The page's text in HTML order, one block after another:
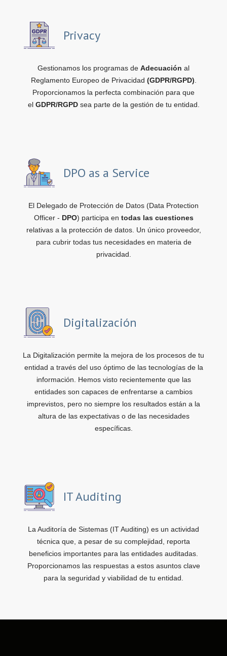
Privacy
Gestionamos los programas de Adecuación al
Reglamento Europeo de Privacidad (GDPR/RGPD)
Proporcionamos la perfecta combinación para que
el GDPR/RGPDsea parte de la gestión de tu entidad.
DPO as a Service
El Delegado de Protección de Datos (Data Protection
Officer - DPO) participa en todas las cuestiones
relativas a la protección de datos. Un único proveedor,
para cubrir todas tus necesidades en materia de
privacidad.
Digitalización
La Digitalización permite la mejora de los procesos de tu
entidad a través del uso óptimo de las tecnologías de la
información. Hemos visto recientemente que las
entidades son capaces de enfrentarse a cambios
imprevistos, pero no siempre los resultados están a la
altura de las expectativas o de las necesidades
específicas.
IT Auditing
La Auditoría de Sistemas (IT Auditing) es un actividad
técnica que, a pesar de su complejidad, reporta
beneficios importantes para las entidades auditadas.
Proporcionamos las respuestas a estos asuntos clave
para la seguridad y viabilidad de tu entidad.